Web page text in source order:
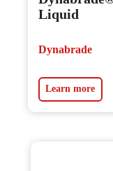
Liquid
Dynabrade
Learn more